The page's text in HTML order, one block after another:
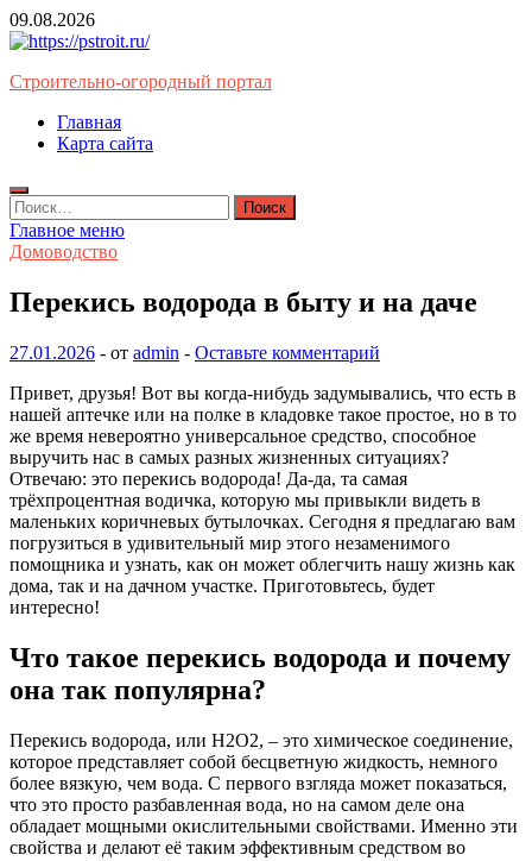
Перейти
к
09.08.2026
Строительно-огородный портал
Главная
Карта сайта
Найти:
Главное меню
Домоводство
Перекись водорода в быту и на даче
27.01.2026 - от admin - Оставьте комментарий
Привет, друзья! Вот вы когда-нибудь задумывались, что есть в
нашей аптечке или на полке в кладовке такое простое, но в то
же время невероятно универсальное средство, способное
выручить нас в самых разных жизненных ситуациях?
Отвечаю: это перекись водорода! Да-да, та самая
трёхпроцентная водичка, которую мы привыкли видеть в
маленьких коричневых бутылочках. Сегодня я предлагаю вам
погрузиться в удивительный мир этого незаменимого
помощника и узнать, как он может облегчить нашу жизнь как
дома, так и на дачном участке. Приготовьтесь, будет
интересно!
Что такое перекись водорода и почему
она так популярна?
Перекись водорода, или H2O2, – это химическое соединение,
которое представляет собой бесцветную жидкость, немного
более вязкую, чем вода. С первого взгляда может показаться,
что это просто разбавленная вода, но на самом деле она
обладает мощными окислительными свойствами. Именно эти
свойства и делают её таким эффективным средством во